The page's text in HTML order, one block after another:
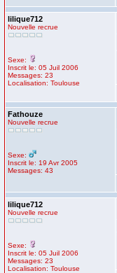
lilique712
Nouvelle recrue
Sexe:
Inscrit le: 05 Juil 2006
Messages: 23
Localisation: Toulouse
Fathouze
Nouvelle recrue
Sexe:
Inscrit le: 19 Avr 2005
Messages: 43
lilique712
Nouvelle recrue
Sexe:
Inscrit le: 05 Juil 2006
Messages: 23
Localisation: Toulouse